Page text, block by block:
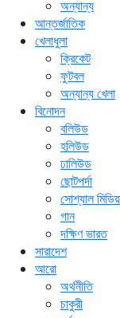
অন্যান্য
আন্তর্জাতিক
খেলাধুলা
ক্রিকেট
ফুটবল
অন্যান্য খেলা
বিনোদন
বলিউড
হলিউড
ঢালিউড
ছোটপর্দা
সোশ্যাল
গান
দক্ষিণ ভারত
সারাদেশ
আরো
অর্থনীতি
চাকুরী